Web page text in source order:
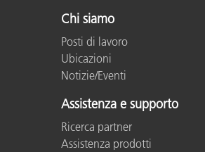
Chi siamo
Posti di lavoro
Ubicazioni
Notizie/Eventi
Assistenza e supporto
Ricerca partner
Assistenza prodotti